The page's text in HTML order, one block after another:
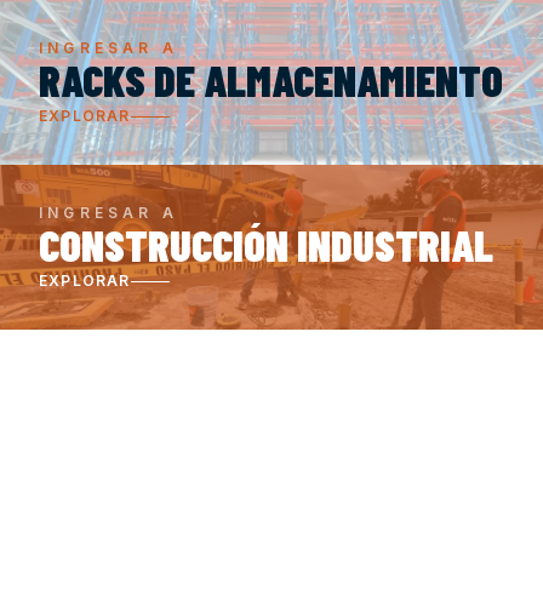
INGRESAR A
RACKS DE ALMACENAMIENTO
EXPLORAR
INGRESAR A
CONSTRUCCIÓN INDUSTRIAL
EXPLORAR